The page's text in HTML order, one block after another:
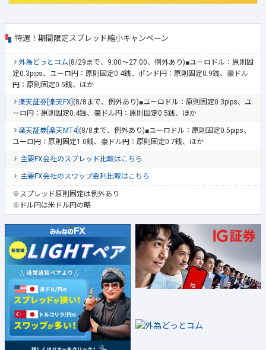
特選！期間限定スプレッド縮小キャンペーン
外為どっとコム(8/29まで、9:00～27:00、例外あり)■ユーロドル：原則固
定0.3pips、ユーロ円：原則固定0.4銭、ポンド円：原則固定0.9銭、豪ドル
円：原則固定0.5銭、ほか
楽天証券[楽天FX] (8/8まで、例外あり)■ユーロドル：原則固定0.3pips、ユ
ーロ円：原則固定0.4銭、豪ドル円：原則固定0.5銭、ほか
楽天証券[楽天MT4] (8/8まで、例外あり)■ユーロドル：原則固定0.5pips、
ユーロ円：原則固定1.0銭、豪ドル円：原則固定0.7銭、ほか
主要FX会社のスプレッド比較はこちら
主要FX会社のスワップ金利比較はこちら
※スプレッド原則固定は例外あり
※ドル円は米ドル円の略